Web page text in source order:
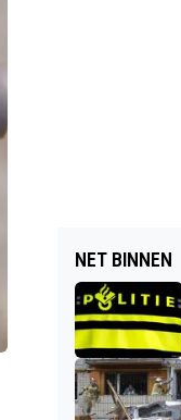
NET BINNEN